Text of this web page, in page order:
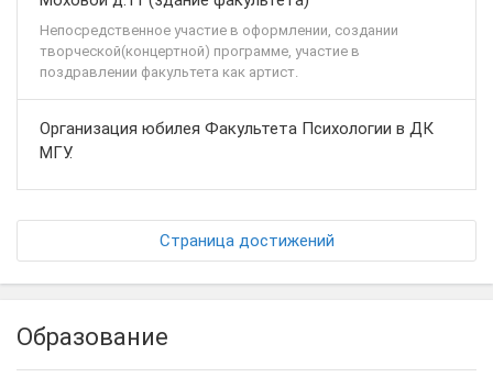
Непосредственное участие в оформлении, создании
творческой(концертной) программе, участие в
поздравлении факультета как артист.
Организация юбилея Факультета Психологии в ДК
МГУ.
Страница достижений
Образование